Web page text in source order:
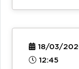
18/03/
12:45